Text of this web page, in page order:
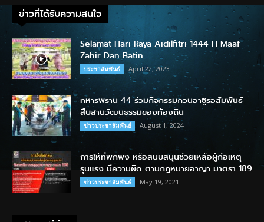
ข่าวที่ได้รับความสนใจ
Selamat Hari Raya Aidilfitri 1444 H Maaf
Zahir Dan Batin
ประชาสัมพันธ์ April 22, 2023
ทหารพราน 44 ร่วมกิจกรรมกวนอาซูรอสัมพันธ์
สืบสานวัฒนธรรมของท้องถิ่น
ข่าวประชาสัมพันธ์ August 1, 2024
การให้ที่พักพิง หรือสนับสนุนช่วยเหลือผู้ก่อเหตุ
รุนแรง มีความผิด ตามกฎหมายอาญา มาตรา 189
ข่าวประชาสัมพันธ์ May 19, 2021